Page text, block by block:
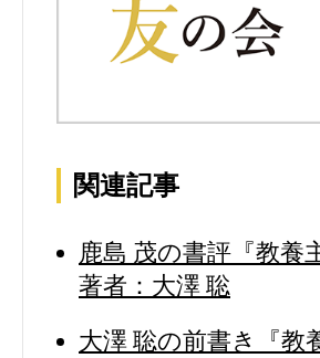
関連記事
鹿島 茂の書評『教
著者：大澤 聡
大澤 聡の前書き『教